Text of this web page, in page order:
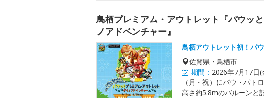
鳥栖プレミアム・アウトレット『パウッ
ノアドベンチャー』
鳥栖アウトレット初！パ
佐賀県・鳥栖市
期間： 2026年7月17日
（月・祝）にパウ・パト
高さ約5.8mのバルーンと